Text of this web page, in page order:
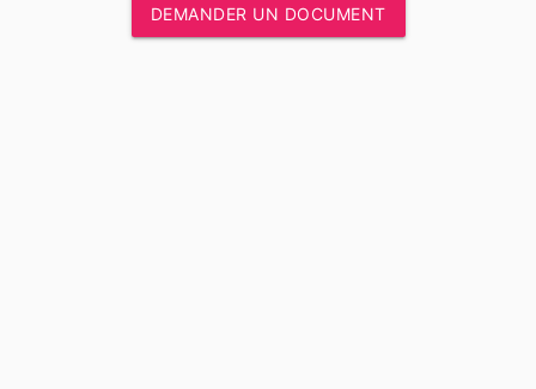
DEMANDER UN DOCUMENT